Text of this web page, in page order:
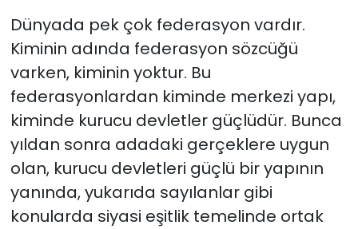
Dünyada pek çok federasyon vardır.
Kiminin adında federasyon sözcüğü
varken, kiminin yoktur. Bu
federasyonlardan kiminde merkezi yapı,
kiminde kurucu devletler güçlüdür. Bunca
yıldan sonra adadaki gerçeklere uygun
olan, kurucu devletleri güçlü bir yapının
yanında, yukarıda sayılanlar gibi
konularda siyasi eşitlik temelinde ortak